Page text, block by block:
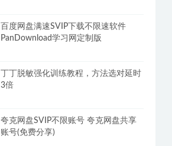
百度网盘满速SVIP下载不限速软件
PanDownload学习网定制版
丁丁脱敏强化训练教程，方法选对延时
3倍
夸克网盘SVIP不限账号 夸克网盘共享
账号(免费分享)